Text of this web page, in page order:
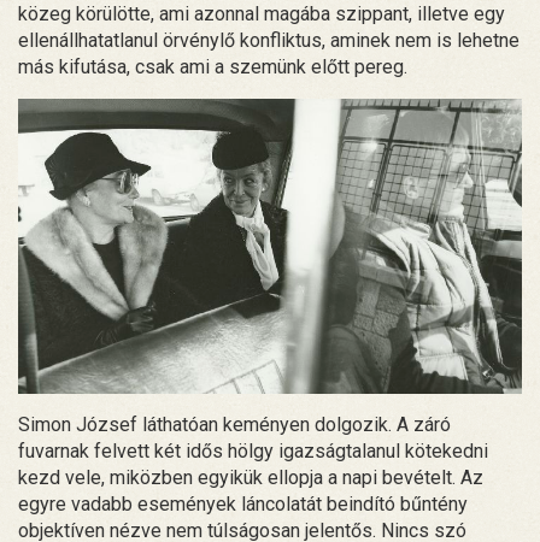
közeg körülötte, ami azonnal magába szippant, illetve egy
ellenállhatatlanul örvénylő konfliktus, aminek nem is lehetne
más kifutása, csak ami a szemünk előtt pereg.
Simon József láthatóan keményen dolgozik. A záró
fuvarnak felvett két idős hölgy igazságtalanul kötekedni
kezd vele, miközben egyikük ellopja a napi bevételt. Az
egyre vadabb események láncolatát beindító bűntény
objektíven nézve nem túlságosan jelentős. Nincs szó